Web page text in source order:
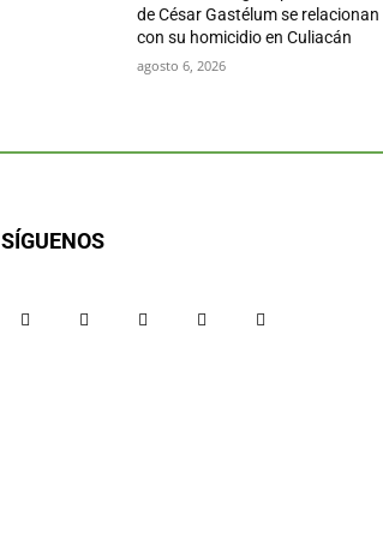
de César Gastélum se relacionan
con su homicidio en Culiacán
agosto 6, 2026
SÍGUENOS